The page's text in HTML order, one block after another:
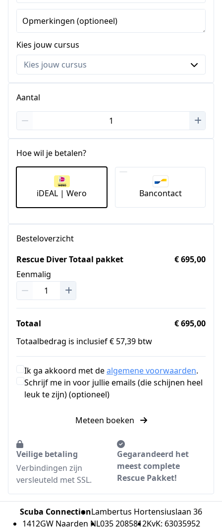
Opmerkingen (optioneel)
Kies jouw cursus
Aantal
Hoe wil je betalen?
iDEAL | Wero Bancontact
Besteloverzicht
Rescue Diver Totaal pakket
Eenmalig
€ 695,00
Totaal
€ 695,00
Totaalbedrag is inclusief € 57,39 btw
Ik ga akkoord met dealgemene voorwaarden.
Schrijf me in voor jullie emails (die schijnen heel
leuk te zijn) (optioneel)
Meteen boeken
Veilige betaling
Verbindingen zijn
versleuteld met SSL.
Gegarandeerd het
meest complete
Rescue Pakket!
Scuba ConnectionLambertus Hortensiuslaan 36
1412GW Naarden NL035 2085812KvK: 63035952